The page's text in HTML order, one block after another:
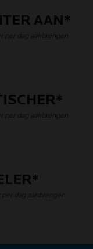
AAN*
dag aanbrengen
dag aanbrengen
dag aanbrengen